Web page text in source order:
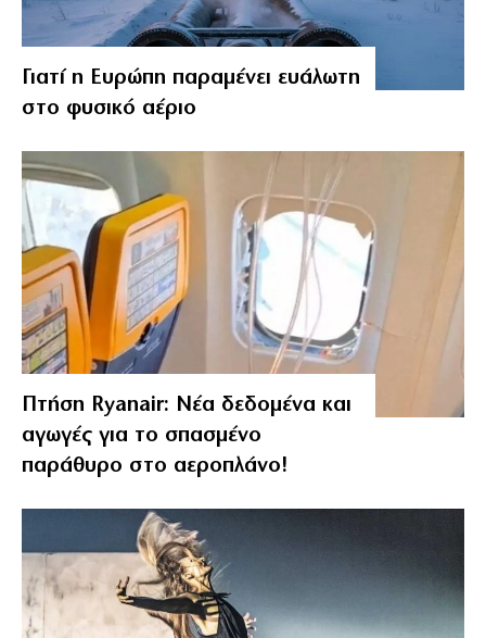
Γιατί η Ευρώπη παραμένει ευάλωτη
στο φυσικό αέριο
Πτήση Ryanair: Νέα δεδομένα και
αγωγές για το σπασμένο
παράθυρο στο αεροπλάνο!